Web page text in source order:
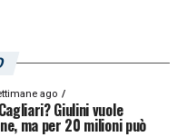
ago
Giulini vuole
ma per 20 milioni può